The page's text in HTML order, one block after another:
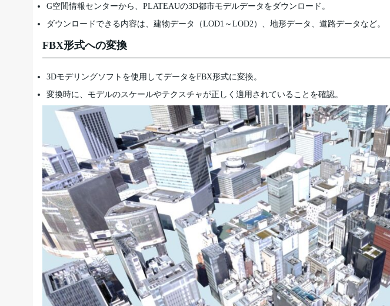
G空間情報センターから、PLATEAUの3D都市モデルデータをダウンロード。
ダウンロードできる内容は、建物データ（LOD1～LOD2）、地形データ、道路データなど。
FBX形式への変換
3Dモデリングソフトを使用してデータをFBX形式に変換。
変換時に、モデルのスケールやテクスチャが正しく適用されていることを確認。